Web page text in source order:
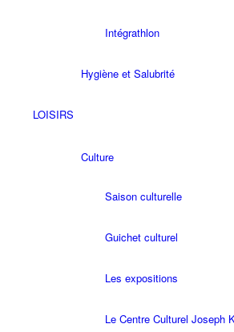
Intégrathlon
Hygiène et Salubrité
LOISIRS
Culture
Saison culturelle
Guichet culturel
Les expositions
Le Centre Culturel Joseph